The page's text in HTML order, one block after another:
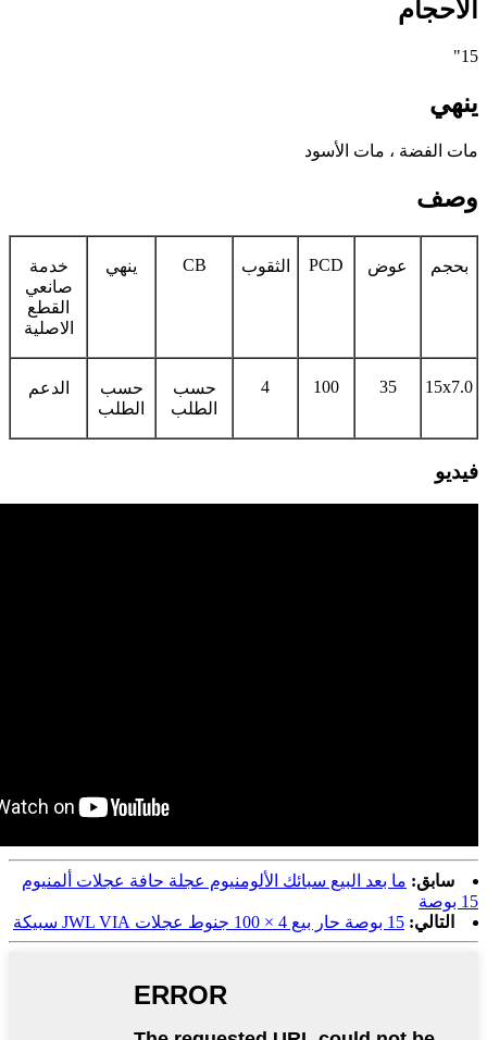
الأحجام
15"
ينهي
مات الفضة ، مات الأسود
وصف
بحجم عوض PCD الثقوب CB ينهي
خدمة
صانعي
القطع
الاصلية
15x7.0
35
100
4
حسب
الطلب
حسب
الطلب
الدعم
فيديو
سابق: ما بعد البيع سبائك الألومنيوم عجلة حافة عجلات ألمنيوم
15 بوصة
التالي: 15 بوصة حار بيع 4 × 100 جنوط عجلات JWL VIA سبيكة